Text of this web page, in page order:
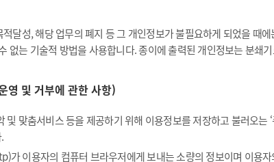
달성, 해당 업무의 폐지 등 그 개인정보가 불필요하게 되었을 때
없는 기술적 방법을 사용합니다. 종이에 출력된 개인정보는 분쇄
영 및 거부에 관한 사항)
맞춤서비스 등을 제공하기 위해 이용정보를 저장하고 불러오는
이용자의 컴퓨터 브라우저에게 보내는 소량의 정보이며 이용